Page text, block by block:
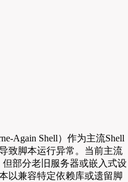
Again Shell）作为主流Shell
致脚本运行异常。当前主流
但部分老旧服务器或嵌入式设
以兼容特定依赖库或遗留脚